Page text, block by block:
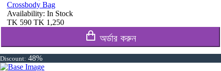
Crossbody Bag
Availability: In Stock
TK 590 TK 1,250
অর্ডার করুন
Discount: 48%